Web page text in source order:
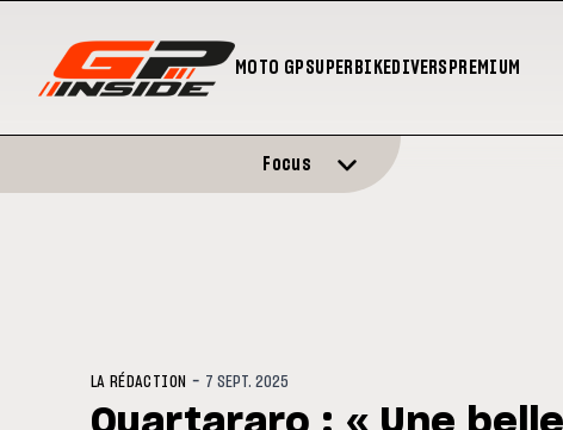
MOTO GPSUPERBIKEDIVERS PREMIUM
Focus
LA RÉDACTION - 7 SEPT. 2025